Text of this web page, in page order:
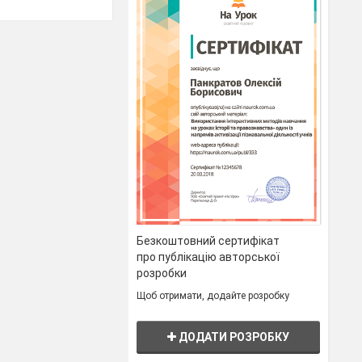
Безкоштовний сертифікат
про публікацію авторської
розробки
Щоб отримати, додайте розробку
ДОДАТИ РОЗРОБКУ